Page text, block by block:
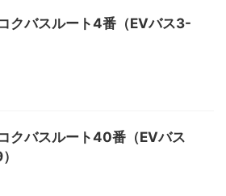
クバスルート4番（EVバス3-
クバスルート40番（EVバス